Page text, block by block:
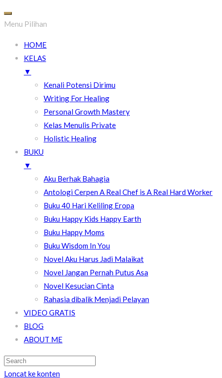
Menu Pilihan
HOME
KELAS
▼
Kenali Potensi Dirimu
Writing For Healing
Personal Growth Mastery
Kelas Menulis Private
Holistic Healing
BUKU
▼
Aku Berhak Bahagia
Antologi Cerpen A Real Chef is A Real Hard Worker
Buku 40 Hari Keliling Eropa
Buku Happy Kids Happy Earth
Buku Happy Moms
Buku Wisdom In You
Novel Aku Harus Jadi Malaikat
Novel Jangan Pernah Putus Asa
Novel Kesucian Cinta
Rahasia dibalik Menjadi Pelayan
VIDEO GRATIS
BLOG
ABOUT ME
Loncat ke konten